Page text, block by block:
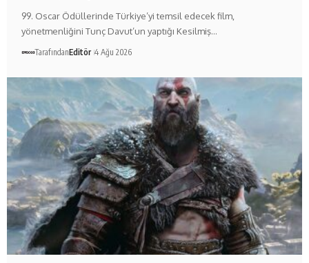
99. Oscar Ödüllerinde Türkiye’yi temsil edecek film,
yönetmenliğini Tunç Davut’un yaptığı Kesilmiş…
TarafındanEditör 4 Ağu 2026